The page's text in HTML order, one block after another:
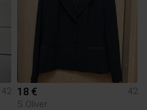
42 18 €
42
S.Oliver